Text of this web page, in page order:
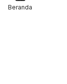
Harga
Beranda